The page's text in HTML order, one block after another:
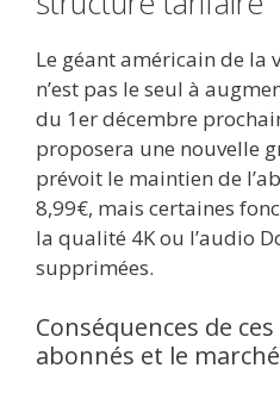
Le géant américain de la
n’est pas le seul à
du 1er décembre
proposera une nouvelle
prévoit le maintien de
8,99€, mais certaines
la qualité 4K ou l’audio
supprimées.
Conséquences de
abonnés et le